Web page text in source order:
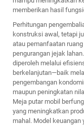
memberikan hasil
Perhitungan
konstruksi awal, tetapi
atau pemanfaatan
pengurangan jejak
diperoleh melalui
berkelanjutan—baik
pengembangan
maupun peningkatan
Meja putar mobil
yang meningkatkan
mahal. Model